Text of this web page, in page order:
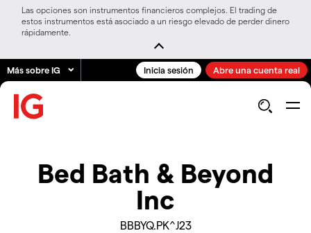
Las opciones son instrumentos financieros complejos. El trading de
estos instrumentos está asociado a un riesgo elevado de perder dinero
rápidamente.
Más sobre IG Inicia sesión Abre una cuenta real
Bed Bath & Beyond
Inc
BBBYQ.PK^J23